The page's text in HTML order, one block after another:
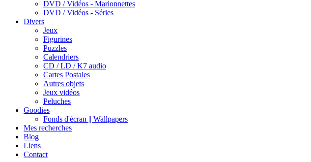
DVD / Vidéos - Marionnettes
DVD / Vidéos - Séries
Divers
Jeux
Figurines
Puzzles
Calendriers
CD / LD / K7 audio
Cartes Postales
Autres objets
Jeux vidéos
Peluches
Goodies
Fonds d'écran || Wallpapers
Mes recherches
Blog
Liens
Contact